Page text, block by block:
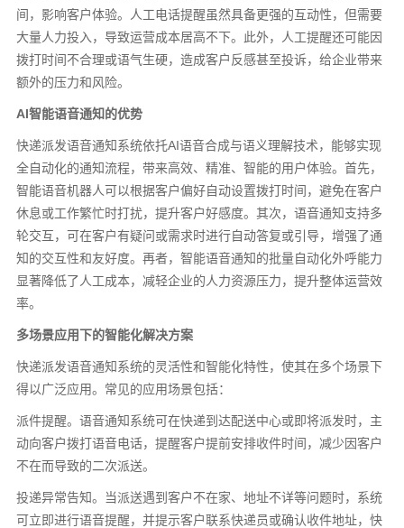
间，影响客户体验。人工电话提醒虽然具备更强的互动性，但需要
大量人力投入，导致运营成本居高不下。此外，人工提醒还可能因
拨打时间不合理或语气生硬，造成客户反感甚至投诉，给企业带来
额外的压力和风险。
AI智能语音通知的优势
快递派发语音通知系统依托AI语音合成与语义理解技术，能够实现
全自动化的通知流程，带来高效、精准、智能的用户体验。首先，
智能语音机器人可以根据客户偏好自动设置拨打时间，避免在客户
休息或工作繁忙时打扰，提升客户好感度。其次，语音通知支持多
轮交互，可在客户有疑问或需求时进行自动答复或引导，增强了通
知的交互性和友好度。再者，智能语音通知的批量自动化外呼能力
显著降低了人工成本，减轻企业的人力资源压力，提升整体运营效
率。
多场景应用下的智能化解决方案
快递派发语音通知系统的灵活性和智能化特性，使其在多个场景下
得以广泛应用。常见的应用场景包括：
派件提醒。语音通知系统可在快递到达配送中心或即将派发时，主
动向客户拨打语音电话，提醒客户提前安排收件时间，减少因客户
不在而导致的二次派送。
投递异常告知。当派送遇到客户不在家、地址不详等问题时，系统
可立即进行语音提醒，并提示客户联系快递员或确认收件地址，快